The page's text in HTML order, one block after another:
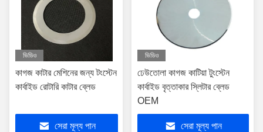
ভিডিও
কাগজ কাটার মেশিনের জন্য টংস্টেন
কার্বাইড রোটারি কাটার ব্লেড
সেরা মূল্য পান
ভিডিও
ঢেউতোলা কাগজ কাটিয়া টুংস্টেন
কার্বাইড বৃত্তাকার স্লিটার ব্লেড
OEM
সেরা মূল্য পান